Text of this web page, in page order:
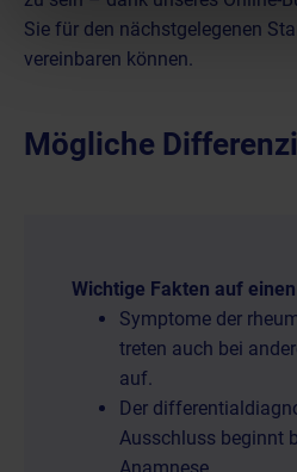
Sie für den nächstgelegenen
vereinbaren können.
Mögliche
Wichtige Fakten auf
Symptome der
treten auch bei
auf.
Der
Ausschluss beginnt